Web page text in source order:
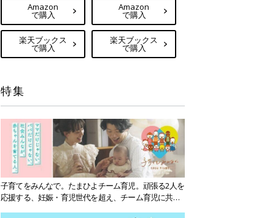
Amazon
で購入
楽天ブックス
で購入
Amazon
で購入
楽天ブックス
で購入
特集
子育てをみんなで。たまひよチーム育児。頑張る2人を
応援する、妊娠・育児世代を超え、チーム育児に共感